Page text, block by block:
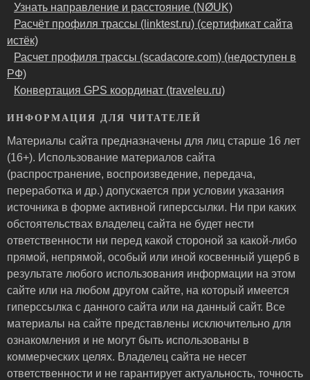
Узнать направление и расстояние (NØUK)
Расчёт профиля трассы (linktest.ru) (сертификат сайта
истёк)
Расчет профиля трассы (scadacore.com) (недоступен в
РФ)
Конвертация GPS координат (traveleu.ru)
ИНФОРМАЦИЯ ДЛЯ ЧИТАТЕЛЕЙ
Материалы сайта предназначены для лиц старше 16 лет
(16+). Использование материалов сайта
(распространение, воспроизведение, передача,
переработка и др.) допускается при условии указания
источника в форме активной гиперссылки. Ни при каких
обстоятельствах владелец сайта не будет нести
ответственности ни перед какой стороной за какой-либо
прямой, непрямой, особый или иной косвенный ущерб в
результате любого использования информации на этом
сайте или на любом другом сайте, на который имеется
гиперссылка с данного сайта или на данный сайт. Все
материалы на сайте представлены исключительно для
ознакомления и не могут быть использованы в
коммерческих целях. Владелец сайта не несет
ответственности и не гарантирует актуальность, точность